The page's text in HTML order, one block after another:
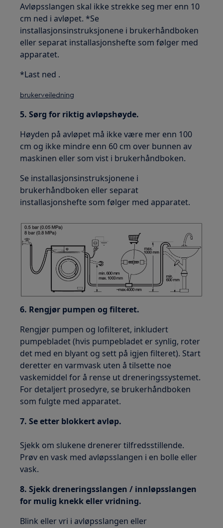
Avløpsslangen skal ikke strekke seg mer enn 10
cm ned i avløpet. *Se
installasjonsinstruksjonene i brukerhåndboken
eller separat installasjonshefte som følger med
apparatet.
*Last ned .
brukerveiledning
5. Sørg for riktig avløpshøyde.
Høyden på avløpet må ikke være mer enn 100
cm og ikke mindre enn 60 cm over bunnen av
maskinen eller som vist i brukerhåndboken.
Se installasjonsinstruksjonene i
brukerhåndboken eller separat
installasjonshefte som følger med apparatet.
6. Rengjør pumpen og filteret.
Rengjør pumpen og lofilteret, inkludert
pumpebladet (hvis pumpebladet er synlig, roter
det med en blyant og sett på igjen filteret). Start
deretter en varmvask uten å tilsette noe
vaskemiddel for å rense ut dreneringssystemet.
For detaljert prosedyre, se brukerhåndboken
som fulgte med apparatet.
7. Se etter blokkert avløp.
Sjekk om slukene drenerer tilfredsstillende.
Prøv en vask med avløpsslangen i en bolle eller
vask.
8. Sjekk dreneringsslangen / innløpsslangen
for mulig knekk eller vridning.
Blink eller vri i avløpsslangen eller